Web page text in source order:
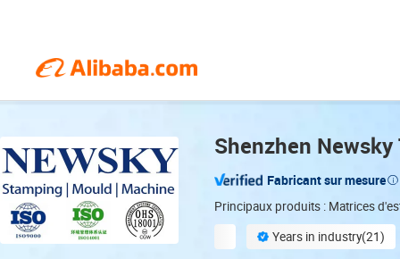
Shenzhen
Fabricant sur mesure
Principaux produits : Matrices
Years in industry(21)